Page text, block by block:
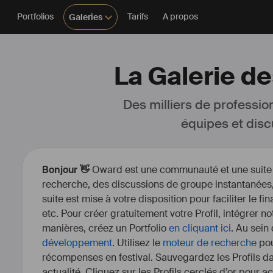
Portfolios Galeries Tarifs A propos
La Galerie
Des milliers de
équipes et
Bonjour 👋Oward est une communauté et une
recherche, des discussions de groupe
suite est mise à votre disposition pour faciliter le
etc. Pour créer gratuitement votre Profil, intégrer
manières, créez un Portfolioen cliquant ici. Au
développement. Utilisez le moteur de recherche
récompenses en festival. Sauvegardez les Profils